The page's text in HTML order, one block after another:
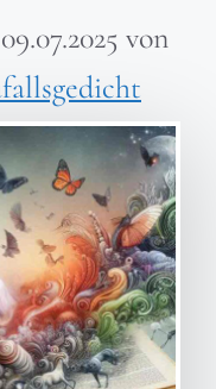
09.07.2025 von